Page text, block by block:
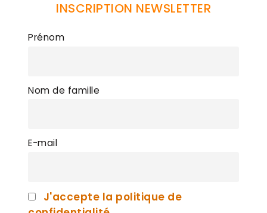
INSCRIPTION NEWSLETTER
Prénom
Nom de famille
E-mail
J'accepte la politique de